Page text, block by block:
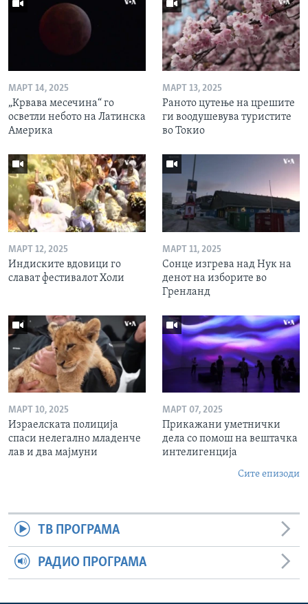
МАРТ 14, 2025
„Крвава месечина“ го
осветли небото на Латинска
Америка
МАРТ 13, 2025
Раното цутење на црешите
ги воодушевува туристите
во Токио
МАРТ 12, 2025
Индиските вдовици го
слават фестивалот Холи
МАРТ 11, 2025
Сонце изгрева над Нук на
денот на изборите во
Гренланд
МАРТ 10, 2025
Израелската полиција
спаси нелегално младенче
лав и два мајмуни
МАРТ 07, 2025
Прикажани уметнички
дела со помош на вештачка
интелигенција
Сите епизоди
ТВ ПРОГРАМА
РАДИО ПРОГРАМА